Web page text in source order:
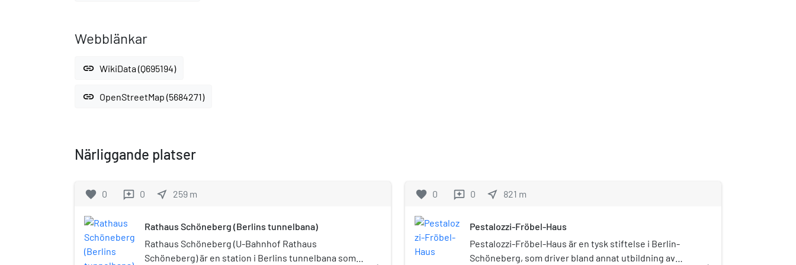
Webblänkar
link WikiData (Q695194)
link OpenStreetMap (5684271)
Närliggande platser
favorite 0 reviews 0 near_me 259 m
Rathaus Schöneberg (Berlins tunnelbana)
Rathaus Schöneberg (U-Bahnhof Rathaus
Schöneberg) är en station i Berlins tunnelbana som
favorite 0 reviews 0 near_me 821 m
Pestalozzi-Fröbel-Haus
Pestalozzi-Fröbel-Haus är en tysk stiftelse i Berlin-
Schöneberg, som driver bland annat utbildning av